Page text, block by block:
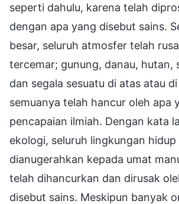
seperti dahulu, karena telah
dengan apa yang disebut sains.
besar, seluruh atmosfer telah
tercemar; gunung, danau, hutan,
dan segala sesuatu di atas atau
semuanya telah hancur oleh apa
pencapaian ilmiah. Dengan kata
ekologi, seluruh lingkungan hidup
dianugerahkan kepada umat
telah dihancurkan dan dirusak
disebut sains. Meskipun banyak